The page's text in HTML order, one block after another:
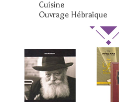
Cuisine
Ouvrage Hébraïque